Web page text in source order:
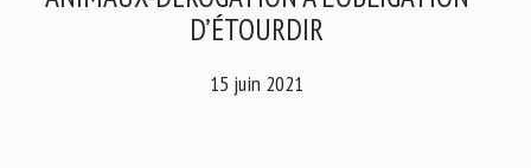
D’ÉTOURDIR
15 juin 2021
Veuillez remplir le formulaire ci-dessous pour vous inscrire à